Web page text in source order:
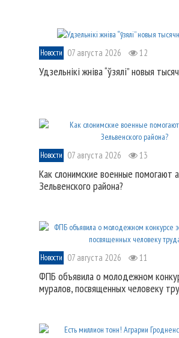
Новости 07 августа 2026 12
Удзельнікі жніва “ўзялі” новыя
Новости 07 августа 2026 13
Как слонимские военные помогают
Зельвенского района?
Новости 07 августа 2026 11
ФПБ объявила о молодежном
муралов, посвященных человеку